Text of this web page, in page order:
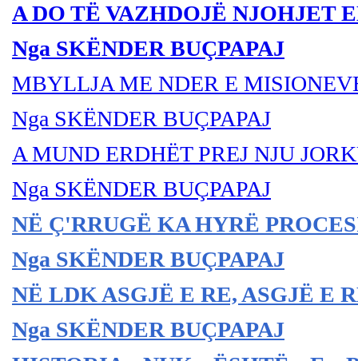
A DO TË VAZHDOJË NJOHJET
Nga SKËNDER BUÇPAPAJ
MBYLLJA ME NDER E
Nga SKËNDER BUÇPAPAJ
A MUND ERDHËT PREJ NJU
Nga SKËNDER BUÇPAPAJ
NË Ç'RRUGË KA HYRË
Nga SKËNDER BUÇPAPAJ
NË LDK ASGJË E RE, ASGJË E
Nga SKËNDER BUÇPAPAJ